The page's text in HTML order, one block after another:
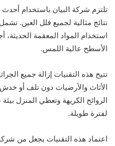
تلتزم شركة البيان باستخدام
نتائج مثالية لجميع فلل العين.
استخدام المواد المعقمة الحديثة،
الأسطح عالية اللمس.
تتيح هذه التقنيات إزالة جميع
الأثاث والأرضيات دون تلف أو
الروائح الكريهة وتعطي المنزل
لفترة طويلة.
اعتماد هذه التقنيات يجعل من شركة